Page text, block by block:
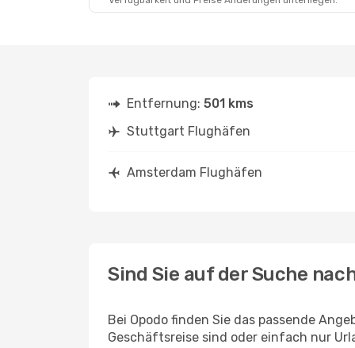
Entfernung: 501 kms
Stuttgart Flughäfen
Amsterdam Flughäfen
Sind Sie auf der Suche
Bei Opodo finden Sie das passende
Geschäftsreise sind oder einfach nur